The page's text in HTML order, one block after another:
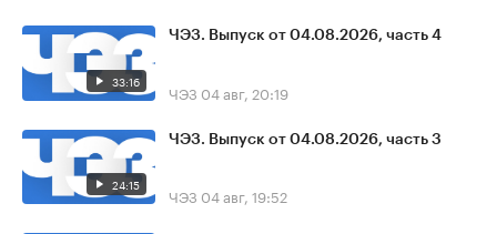
33:16
ЧЭЗ. Выпуск от 04.08.2026, часть 4
ЧЭЗ 04 авг, 20:19
24:15
ЧЭЗ. Выпуск от 04.08.2026, часть 3
ЧЭЗ 04 авг, 19:52